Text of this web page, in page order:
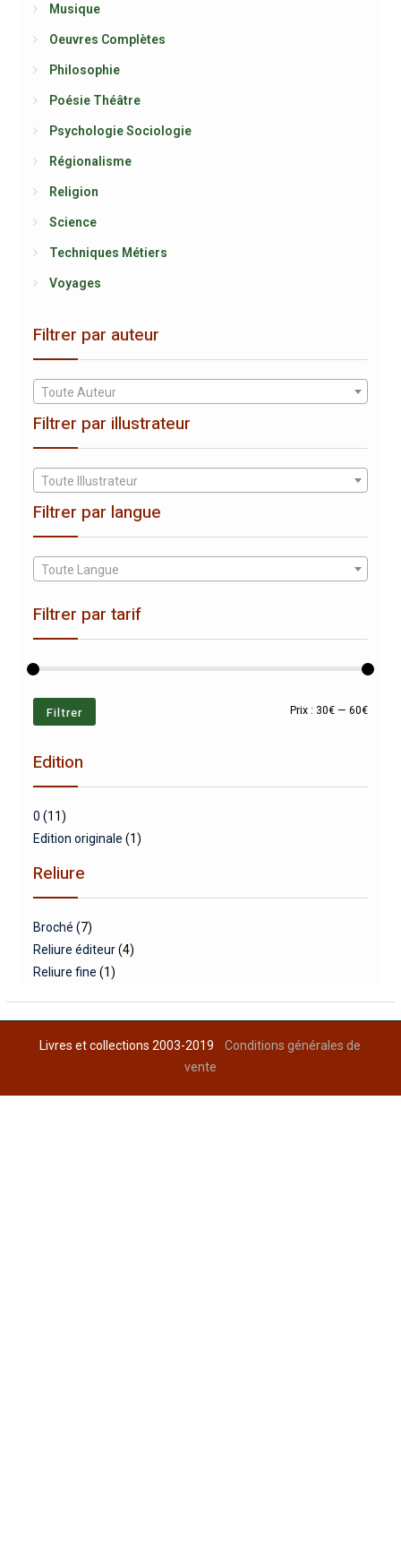
Musique
Oeuvres Complètes
Philosophie
Poésie Théâtre
Psychologie Sociologie
Régionalisme
Religion
Science
Techniques Métiers
Voyages
Filtrer par auteur
Toute Auteur
Filtrer par illustrateur
Toute Illustrateur
Filtrer par langue
Toute Langue
Filtrer par tarif
Prix
Prix
Filtrer Prix : 30€ —60€
Edition
0 (11)
Edition originale (1)
Reliure
Broché (7)
Reliure éditeur (4)
Reliure fine (1)
Livres et collections 2003-2019Conditions générales de
vente